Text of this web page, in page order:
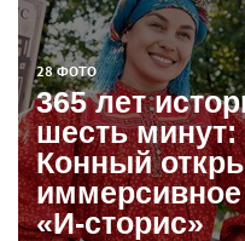
28 ФОТО
365 лет
шесть минут:
Конный
иммерсивное
«И-сторис»